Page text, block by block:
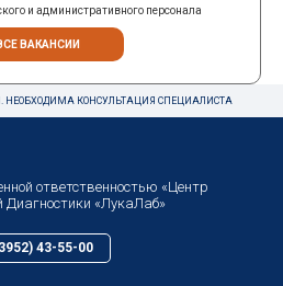
и административного персонала
ВАКАНСИИ
НЕОБХОДИМА КОНСУЛЬТАЦИЯ СПЕЦИАЛИСТА
ответственностью «Центр
Диагностики «ЛукаЛаб»
43-55-00